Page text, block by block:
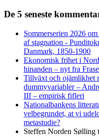
De 5 seneste
Sommerserien 2026
af stagnation -
Danmark, 1850-1900
Ekonomisk frihet i
hinanden – nyt fra
Tillväxt och ojämlikhet
dummyvariabler –
III – empirisk fifleri
Nationalbankens
velbegrundet, at vi
metastudie?
Steffen Norden Sølling